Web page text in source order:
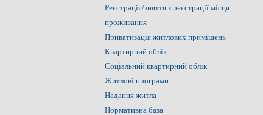
Реєстрація/зняття з реєстрації місця
проживання
Приватизація житлових приміщень
Квартирний облік
Соціальний квартирний облік
Житлові програми
Надання житла
Нормативна база